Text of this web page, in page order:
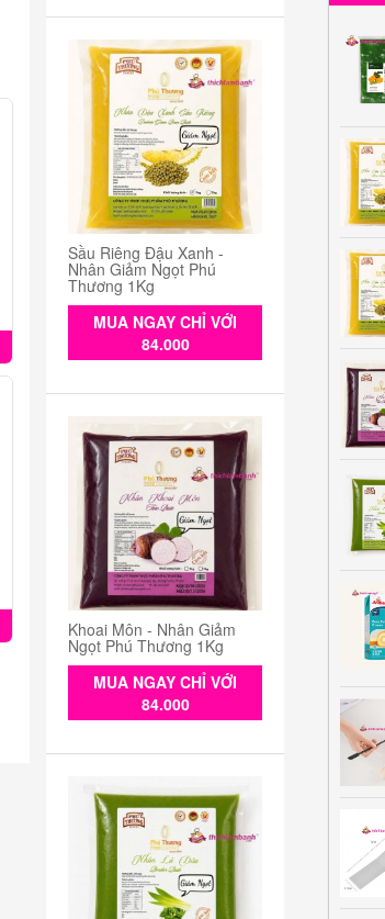
Sầu Riêng Đậu Xanh -
Nhân Giảm Ngọt Phú
Thương 1Kg
MUA NGAY CHỈ VỚI
84.000
Khoai Môn - Nhân Giảm
Ngọt Phú Thương 1Kg
MUA NGAY CHỈ VỚI
84.000